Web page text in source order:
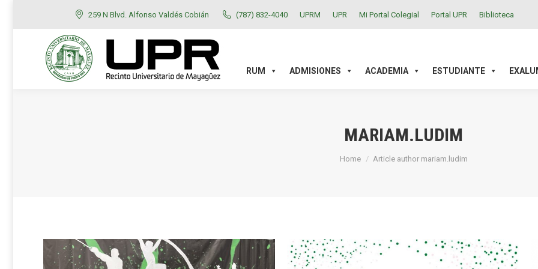
259 N Blvd. Alfonso Valdés Cobián (787) 832-4040 UPRM UPR Mi Portal Colegial Portal UPR Biblioteca
RUM ADMISIONES ACADEMIA ESTUDIANTE
MARIAM.LUDIM
You are here:
Home Article author mariam.ludim
RUM ADMISIONES